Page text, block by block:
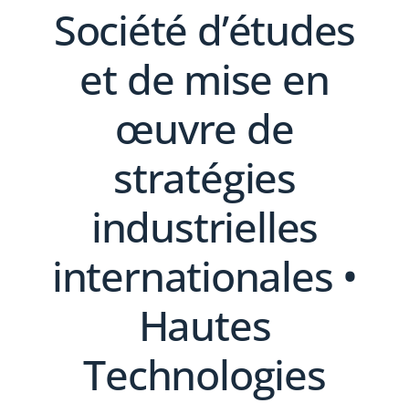
Société d’études
et de mise en
œuvre de
stratégies
industrielles
internationales •
Hautes
Technologies